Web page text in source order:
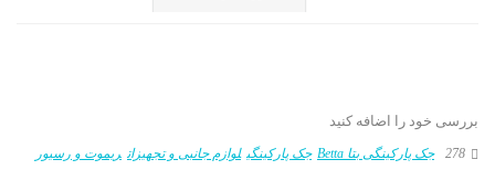
بررسی خود را اضافه کنید
278 جک پارکینگی بتا Betta جک پارکینگی لوازم جانبی و تجهیزات ریموت و رسیور